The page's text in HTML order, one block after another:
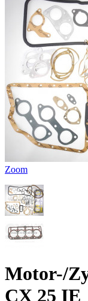
Zoom
Motor-/
CX 25 IE